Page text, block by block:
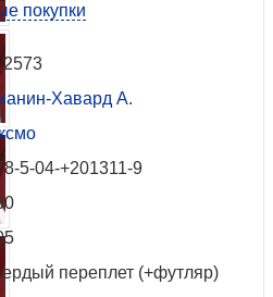
покупки
Хавард А.
5-04-+201311-9
переплет (+футляр)